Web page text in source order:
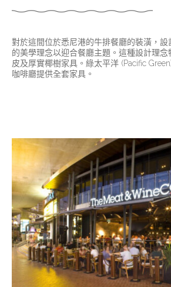
對於這間位於悉尼港的牛排餐廳的裝潢，
的美學理念以迎合餐廳主題。這種設計理
皮及厚實椰樹家具。綠太平洋 (Pacific
咖啡廳提供全套家具。